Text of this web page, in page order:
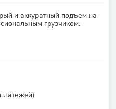
и аккуратный подъем на
грузчиком.